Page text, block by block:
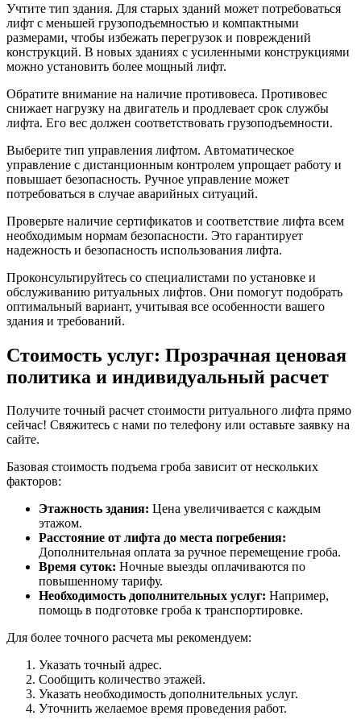
Учтите тип здания. Для старых зданий может потребоваться
лифт с меньшей грузоподъемностью и компактными
размерами, чтобы избежать перегрузок и повреждений
конструкций. В новых зданиях с усиленными конструкциями
можно установить более мощный лифт.
Обратите внимание на наличие противовеса. Противовес
снижает нагрузку на двигатель и продлевает срок службы
лифта. Его вес должен соответствовать грузоподъемности.
Выберите тип управления лифтом. Автоматическое
управление с дистанционным контролем упрощает работу и
повышает безопасность. Ручное управление может
потребоваться в случае аварийных ситуаций.
Проверьте наличие сертификатов и соответствие лифта всем
необходимым нормам безопасности. Это гарантирует
надежность и безопасность использования лифта.
Проконсультируйтесь со специалистами по установке и
обслуживанию ритуальных лифтов. Они помогут подобрать
оптимальный вариант, учитывая все особенности вашего
здания и требований.
Стоимость услуг: Прозрачная ценовая
политика и индивидуальный расчет
Получите точный расчет стоимости ритуального лифта прямо
сейчас! Свяжитесь с нами по телефону или оставьте заявку на
сайте.
Базовая стоимость подъема гроба зависит от нескольких
факторов:
Этажность здания: Цена увеличивается с каждым
этажом.
Расстояние от лифта до места погребения:
Дополнительная оплата за ручное перемещение гроба.
Время суток: Ночные выезды оплачиваются по
повышенному тарифу.
Необходимость дополнительных услуг: Например,
помощь в подготовке гроба к транспортировке.
Для более точного расчета мы рекомендуем:
Указать точный адрес.
Сообщить количество этажей.
Указать необходимость дополнительных услуг.
Уточнить желаемое время проведения работ.